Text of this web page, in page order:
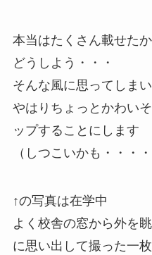
本当はたくさん載せた
どうしよう・・・
そんな風に思ってしま
やはりちょっとかわい
ップすることにします
（しつこいかも・・・・
↑の写真は在学中
よく校舎の窓から外を
に思い出して撮った一枚